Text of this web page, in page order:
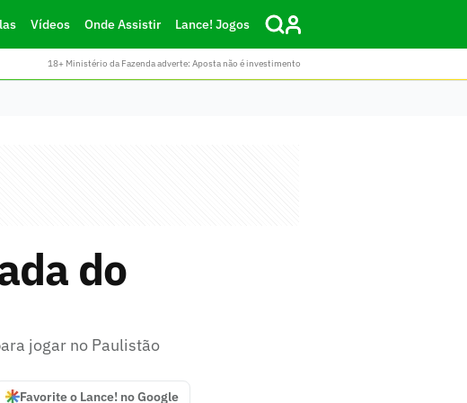
Vídeos Onde Assistir Lance! Jogos
18+ Ministério da Fazenda adverte: Aposta não é investimento
do
jogar no Paulistão
Favorite o Lance! no Google